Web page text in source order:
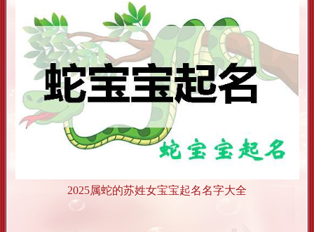
2025属蛇的苏姓女宝宝起名名字大全